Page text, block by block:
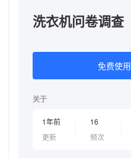
洗衣机问卷调查
免费使用
关于
1年前
更新
16
频次